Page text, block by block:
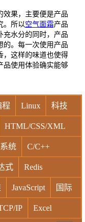
效果，主要便是产品
。所以空气面霜产品
充水分的同时，产品
的。每一次使用产品
，这样的味道也使得
品使用体验确实能够
程 Linux 科技
HTML/CSS/XML
统 C/C++
式 Redis
JavaScript 国际
IP Excel